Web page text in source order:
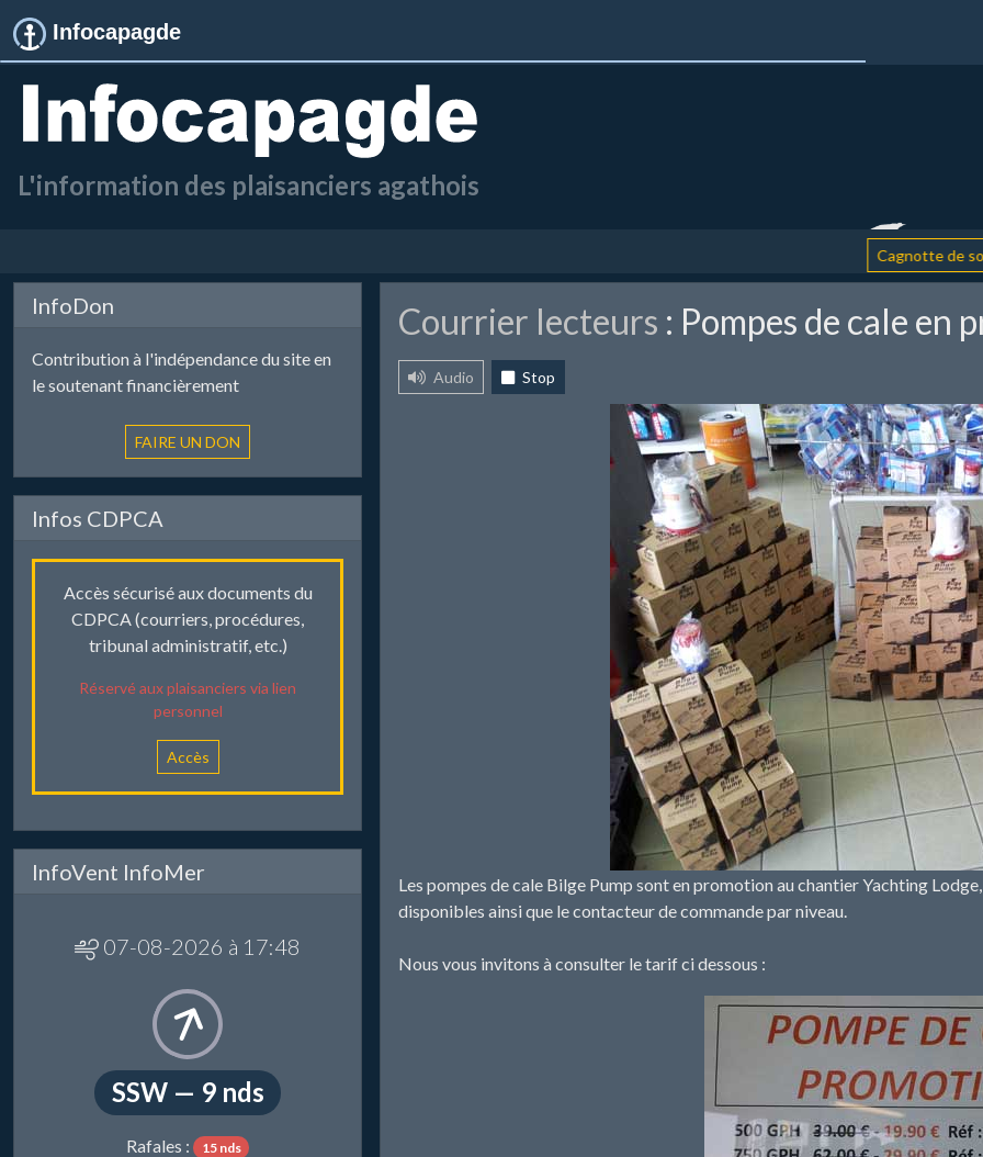
Infocapagde
L'information des plaisanciers agathois
Cagnotte de soutien
InfoDon
Contribution à l'indépendance du site en
le soutenant financièrement
Infos CDPCA
Accès sécurisé aux documents du
CDPCA (courriers, procédures,
tribunal administratif, etc.)
Réservé aux plaisanciers via lien
personnel
Accès
InfoVent InfoMer
07-08-2026 à 17:48
SSW — 9 nds
Rafales : 15 nds
Courrier lecteurs : Pompes de cale en
Audio Stop
Les pompes de cale Bilge Pump sont en promotion au chantier Yachting
disponibles ainsi que le contacteur de commande par niveau.
Nous vous invitons à consulter le tarif ci dessous :